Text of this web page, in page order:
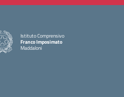
Istituto Comprensivo
Franco Imposimato
Maddaloni